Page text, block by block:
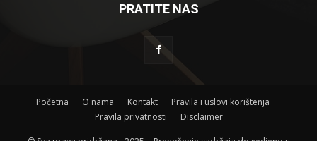
PRATITE NAS
Početna O nama Kontakt
Pravila i uslovi korištenja
Pravila privatnosti
Disclaimer